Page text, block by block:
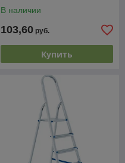
В наличии
103,60 руб.
Купить